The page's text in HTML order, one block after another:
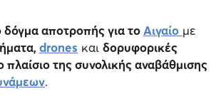
δόγμα αποτροπής για τοΑιγαίο με
drones και δορυφορικές
πλαίσιο της συνολικής αναβάθμισης
.